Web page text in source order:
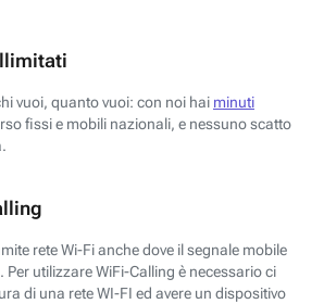
vuoi, quanto vuoi: con noi hai minuti
fissi e mobili nazionali, e nessuno scatto
rete Wi-Fi anche dove il segnale mobile
Per utilizzare WiFi-Calling è necessario ci
di una rete WI-FI ed avere un dispositivo